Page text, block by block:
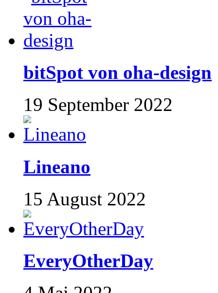
bitSpot von oha-design
19 September 2022
Lineano
15 August 2022
EveryOtherDay